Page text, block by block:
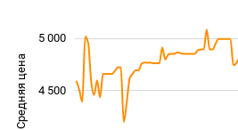
Средняя цена 3 600
5 000
4 500